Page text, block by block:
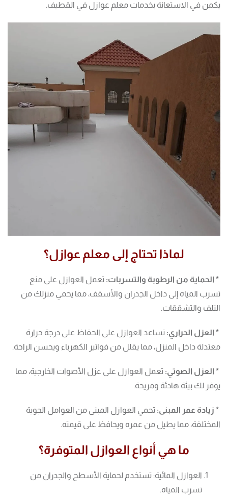
يكمن في الاستعانة بخدمات معلم عوازل في القطيف.
لماذا تحتاج إلى معلم عوازل؟
* الحماية من الرطوبة والتسربات: تعمل العوازل على منع
تسرب المياه إلى داخل الجدران والأسقف، مما يحمي منزلك من
التلف والتشققات.
* العزل الحراري: تساعد العوازل على الحفاظ على درجة حرارة
معتدلة داخل المنزل، مما يقلل من فواتير الكهرباء ويحسن الراحة.
* العزل الصوتي: تعمل العوازل على عزل الأصوات الخارجية، مما
يوفر لك بيئة هادئة ومريحة.
* زيادة عمر المبنى: تحمي العوازل المبنى من العوامل الجوية
المختلفة، مما يطيل من عمره ويحافظ على قيمته.
ما هي أنواع العوازل المتوفرة؟
العوازل المائية: تستخدم لحماية الأسطح والجدران من
تسرب المياه.